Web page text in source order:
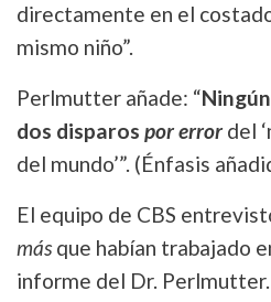
directamente en el
mismo niño”.
Perlmutter añade: “
dos disparos por errordel
del mundo’”. (Énfasis
El equipo de CBS
másque habían trabajado
informe del Dr. Perlmutter.